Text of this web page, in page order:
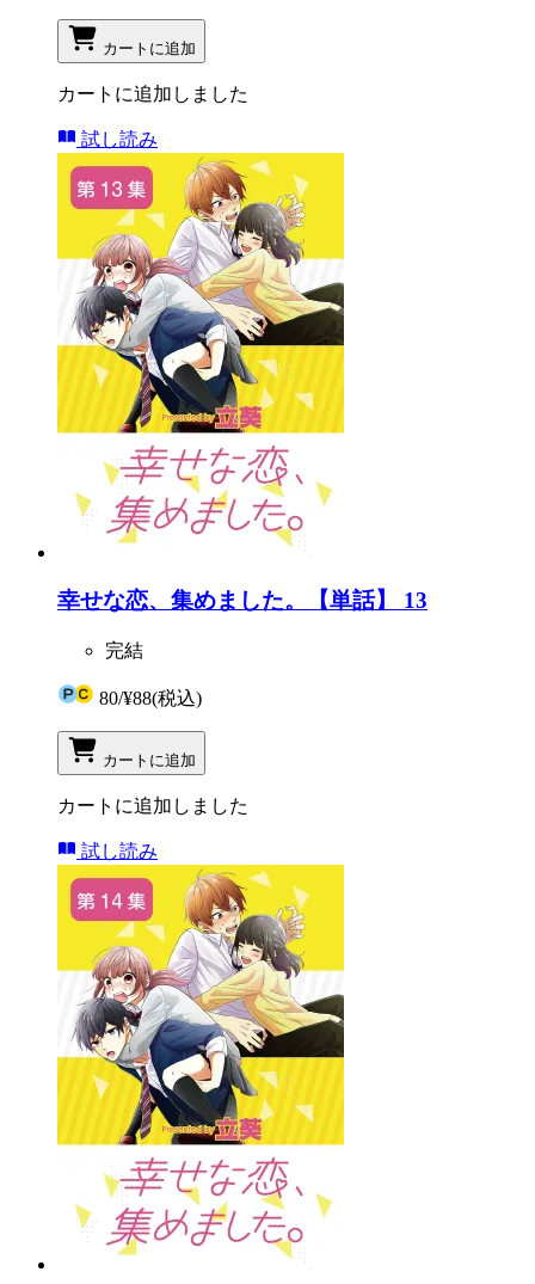
カートに追加
カートに追加しました
試し読み
幸せな恋、集めました。【単話】 13
完結
80/¥88(税込)
カートに追加
カートに追加しました
試し読み